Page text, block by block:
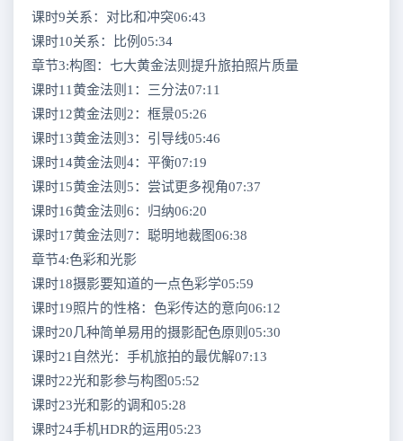
课时9关系：对比和冲突06:43
课时10关系：比例05:34
章节3:构图：七大黄金法则提升旅拍照片质量
课时11黄金法则1：三分法07:11
课时12黄金法则2：框景05:26
课时13黄金法则3：引导线05:46
课时14黄金法则4：平衡07:19
课时15黄金法则5：尝试更多视角07:37
课时16黄金法则6：归纳06:20
课时17黄金法则7：聪明地裁图06:38
章节4:色彩和光影
课时18摄影要知道的一点色彩学05:59
课时19照片的性格：色彩传达的意向06:12
课时20几种简单易用的摄影配色原则05:30
课时21自然光：手机旅拍的最优解07:13
课时22光和影参与构图05:52
课时23光和影的调和05:28
课时24手机HDR的运用05:23